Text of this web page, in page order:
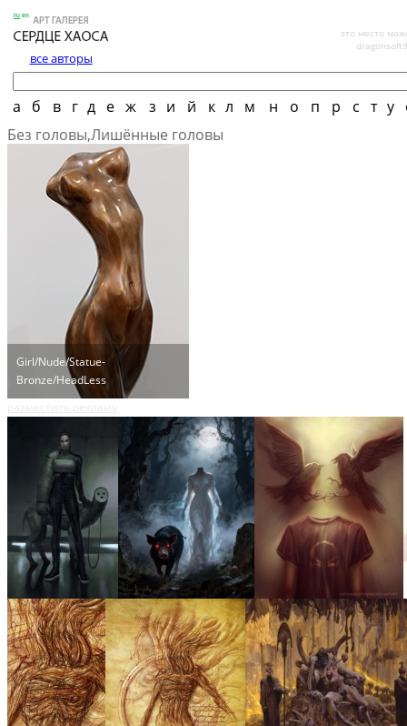
все авторы
это место
а б в г д е ж з и й к л м н о п р с т у
Без головы,Лишённые головы
Girl/Nude/Statue-
Bronze/HeadLess